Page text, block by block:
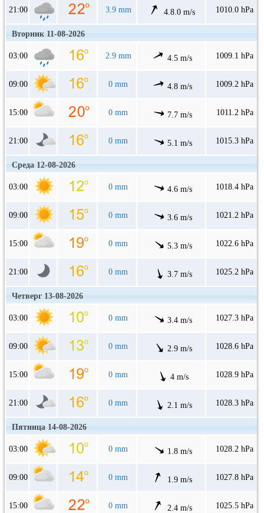
21:00 3.9 mm 4.8.0 m/s 1010.0 hPa
Вторник 11-08-2026
03:00 2.9 mm 4.5 m/s 1009.1 hPa
09:00 0 mm 4.8 m/s 1009.2 hPa
15:00 0 mm 7.7 m/s 1011.2 hPa
21:00 0 mm 5.1 m/s 1015.3 hPa
Среда 12-08-2026
03:00 0 mm 4.6 m/s 1018.4 hPa
09:00 0 mm 3.6 m/s 1021.2 hPa
15:00 0 mm 5.3 m/s 1022.6 hPa
21:00 0 mm 3.7 m/s 1025.2 hPa
Четверг 13-08-2026
03:00 0 mm 3.4 m/s 1027.3 hPa
09:00 0 mm 2.9 m/s 1028.6 hPa
15:00 0 mm 4 m/s 1028.9 hPa
21:00 0 mm 2.1 m/s 1028.3 hPa
Пятница 14-08-2026
03:00 0 mm 1.8 m/s 1028.2 hPa
09:00 0 mm 1.9 m/s 1027.8 hPa
15:00 0 mm 2.4 m/s 1025.5 hPa